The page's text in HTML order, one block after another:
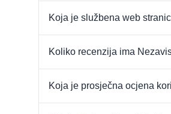
Koja je službena web
Koliko recenzija ima
Koja je prosječna ocjena